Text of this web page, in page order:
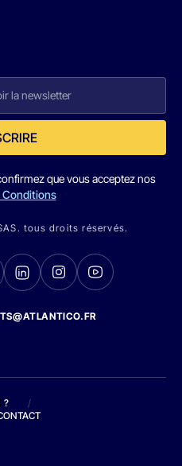
que vous acceptez nos
tous droits réservés.
?
/